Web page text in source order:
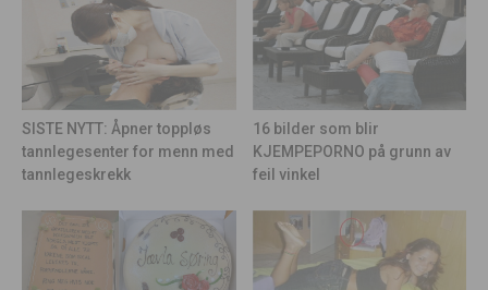
SISTE NYTT: Åpner toppløs
tannlegesenter for menn med
tannlegeskrekk
16 bilder som blir
KJEMPEPORNO på grunn av
feil vinkel